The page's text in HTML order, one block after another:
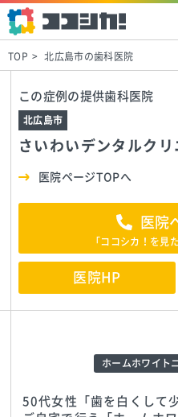
TOP 北広島市の歯科医院
この症例の提供歯科医院
さいわいデンタルクリ
北広島市
医院ページTOPへ
医院
「ココシカ！を見
医院HP
ホームホワイト
50代女性「歯を白くして